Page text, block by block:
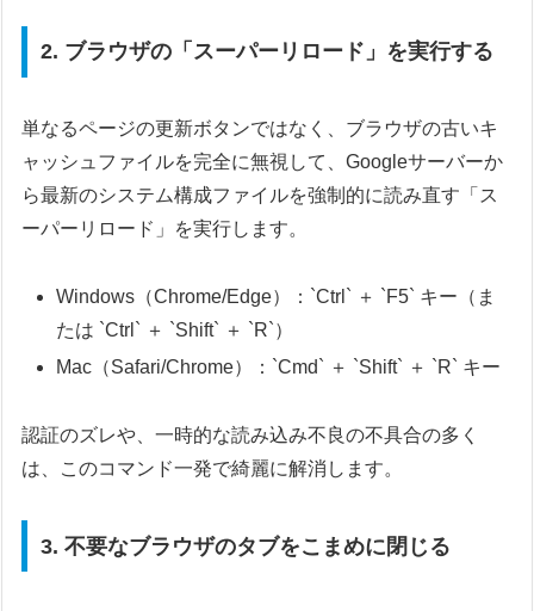
2. ブラウザの「スーパーリロード」を実行する
単なるページの更新ボタンではなく、ブラウザの古いキ
ャッシュファイルを完全に無視して、Googleサーバーか
ら最新のシステム構成ファイルを強制的に読み直す「ス
ーパーリロード」を実行します。
Windows（Chrome/Edge）：`Ctrl` ＋ `F5` キー（ま
たは `Ctrl` ＋ `Shift` ＋ `R`）
Mac（Safari/Chrome）：`Cmd` ＋ `Shift` ＋ `R` キー
認証のズレや、一時的な読み込み不良の不具合の多く
は、このコマンド一発で綺麗に解消します。
3. 不要なブラウザのタブをこまめに閉じる